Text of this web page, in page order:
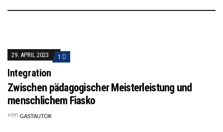
29. APRIL 2023 1
Integration
Zwischen pädagogischer Meisterleistung und
menschlichem Fiasko
von GASTAUTOR